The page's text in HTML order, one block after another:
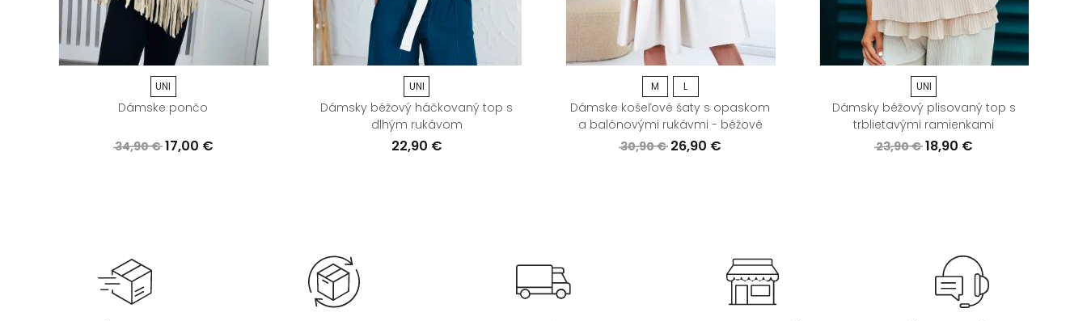
UNI
Dámske pončo
34,90 € 17,00 €
UNI
Dámsky béžový háčkovaný top s
dlhým rukávom
22,90 €
M L
Dámske košeľové šaty s opaskom
a balónovými rukávmi - béžové
30,90 € 26,90 €
UNI
Dámsky béžový plisovaný top s
trblietavými ramienkami
23,90 € 18,90 €